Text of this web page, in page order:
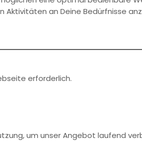
an Deine Bedürfnisse
erforderlich.
um unser Angebot laufend